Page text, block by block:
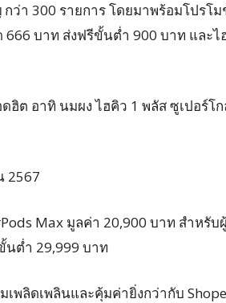
า 300 รายการ โดยมาพร้อมโปรโ
บาท ส่งฟรีขั้นต่ำ 900 บาท และไ
ต อาทิ นมผง ไฮคิว 1 พลัส ซูเปอร์โ
2567
Max มูลค่า 20,900 บาท สำหรั
นต่ำ 29,999 บาท
พลิดเพลินและคุ้มค่ายิ่งกว่ากับ